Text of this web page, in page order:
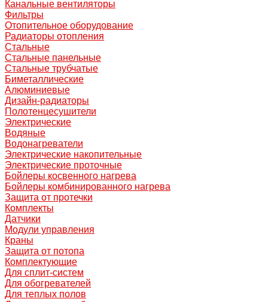
Канальные вентиляторы
Фильтры
Отопительное оборудование
Радиаторы отопления
Стальные
Стальные панельные
Стальные трубчатые
Биметаллические
Алюминиевые
Дизайн-радиаторы
Полотенцесушители
Электрические
Водяные
Водонагреватели
Электрические накопительные
Электрические проточные
Бойлеры косвенного нагрева
Бойлеры комбинированного нагрева
Защита от протечки
Комплекты
Датчики
Модули управления
Краны
Защита от потопа
Комплектующие
Для сплит-систем
Для обогревателей
Для теплых полов